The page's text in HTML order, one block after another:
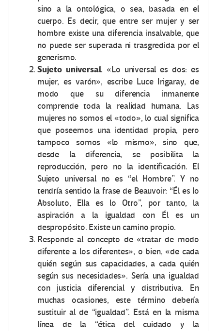
sino a la ontológica, o sea, basada en el
cuerpo. Es decir, que entre ser mujer y ser
hombre existe una diferencia insalvable, que
no puede ser superada ni trasgredida por el
generismo.
Sujeto universal. «Lo universal es dos: es
mujer, es varón», escribe Luce Irigaray, de
modo que su diferencia inmanente
comprende toda la realidad humana. Las
mujeres no somos el «todo», lo cual significa
que poseemos una identidad propia, pero
tampoco somos «lo mismo», sino que,
desde la diferencia, se posibilita la
reproducción, pero no la identificación. El
Sujeto universal no es “el Hombre”. Y no
tendría sentido la frase de Beauvoir: “Él es lo
Absoluto, Ella es lo Otro”, por tanto, la
aspiración a la igualdad con Él es un
despropósito. Existe un camino propio.
Responde al concepto de «tratar de modo
diferente a los diferentes», o bien, «de cada
quién según sus capacidades, a cada quién
según sus necesidades». Sería una igualdad
con justicia diferencial y distributiva. En
muchas ocasiones, este término debería
sustituir al de “igualdad”. Está en la misma
línea de la “ética del cuidado y la